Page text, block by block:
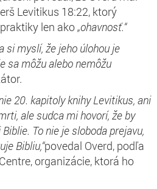
Levitikus 18:22, ktorý
len ako„ohavnosť.“
si myslí, že jeho úlohou je
sa môžu alebo nemôžu
20. kapitoly knihy Levitikus, ani
ale sudca mi hovorí, že by
To nie je sloboda prejavu,
Bibliu,“povedal Overd, podľa
organizácie, ktorá ho